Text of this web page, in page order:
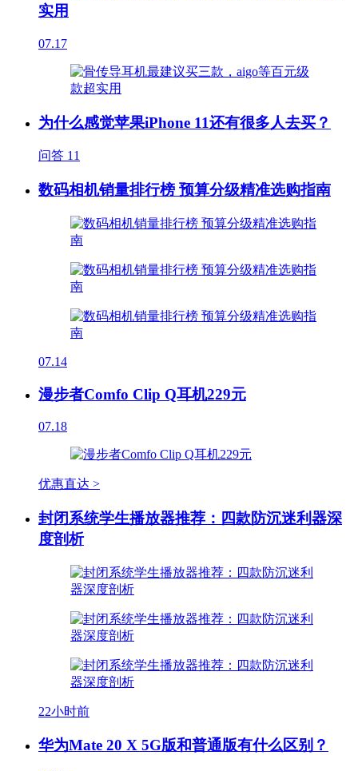
实用
07.17
为什么感觉苹果iPhone 11还有很多人去买？
问答 11
数码相机销量排行榜 预算分级精准选购指南
07.14
漫步者Comfo Clip Q耳机229元
07.18
优惠直达 >
封闭系统学生播放器推荐：四款防沉迷利器深
度剖析
22小时前
华为Mate 20 X 5G版和普通版有什么区别？